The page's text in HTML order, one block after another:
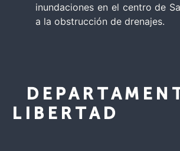
inundaciones en el centro de
a la obstrucción de drenajes.
LIBERTAD